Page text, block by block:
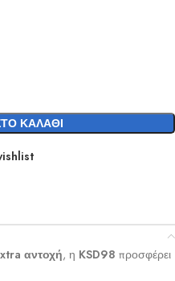
ΚΑΛΆΘΙ
αντοχή, η KSD98 προσφέρει